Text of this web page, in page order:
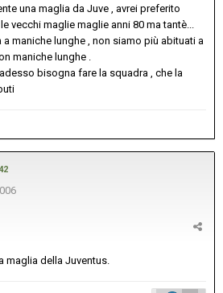
una maglia da Juve , avrei preferito
vecchi maglie maglie anni 80 ma tantè...
maniche lunghe , non siamo più abituati a
maniche lunghe .
bisogna fare la squadra , che la
maglia della Juventus.